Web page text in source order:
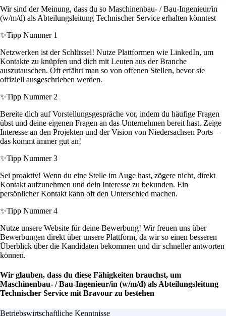
Wir sind der Meinung, dass du so Maschinenbau- / Bau-Ingenieur/in
(w/m/d) als Abteilungsleitung Technischer Service erhalten könntest
✨Tipp Nummer 1
Netzwerken ist der Schlüssel! Nutze Plattformen wie LinkedIn, um
Kontakte zu knüpfen und dich mit Leuten aus der Branche
auszutauschen. Oft erfährt man so von offenen Stellen, bevor sie
offiziell ausgeschrieben werden.
✨Tipp Nummer 2
Bereite dich auf Vorstellungsgespräche vor, indem du häufige Fragen
übst und deine eigenen Fragen an das Unternehmen bereit hast. Zeige
Interesse an den Projekten und der Vision von Niedersachsen Ports –
das kommt immer gut an!
✨Tipp Nummer 3
Sei proaktiv! Wenn du eine Stelle im Auge hast, zögere nicht, direkt
Kontakt aufzunehmen und dein Interesse zu bekunden. Ein
persönlicher Kontakt kann oft den Unterschied machen.
✨Tipp Nummer 4
Nutze unsere Website für deine Bewerbung! Wir freuen uns über
Bewerbungen direkt über unsere Plattform, da wir so einen besseren
Überblick über die Kandidaten bekommen und dir schneller antworten
können.
Wir glauben, dass du diese Fähigkeiten brauchst, um
Maschinenbau- / Bau-Ingenieur/in (w/m/d) als Abteilungsleitung
Technischer Service mit Bravour zu bestehen
Betriebswirtschaftliche Kenntnisse